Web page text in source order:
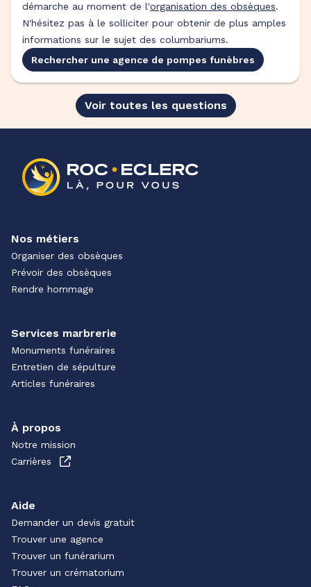
démarche au moment de l'organisation des obsèques.
N'hésitez pas à le solliciter pour obtenir de plus amples
informations sur le sujet des columbariums.
Rechercher une agence de pompes funèbres
Voir toutes les questions
Nos métiers
Organiser des obsèques
Prévoir des obsèques
Rendre hommage
Services marbrerie
Monuments funéraires
Entretien de sépulture
Articles funéraires
À propos
Notre mission
Carrières
Aide
Demander un devis gratuit
Trouver une agence
Trouver un funérarium
Trouver un crématorium